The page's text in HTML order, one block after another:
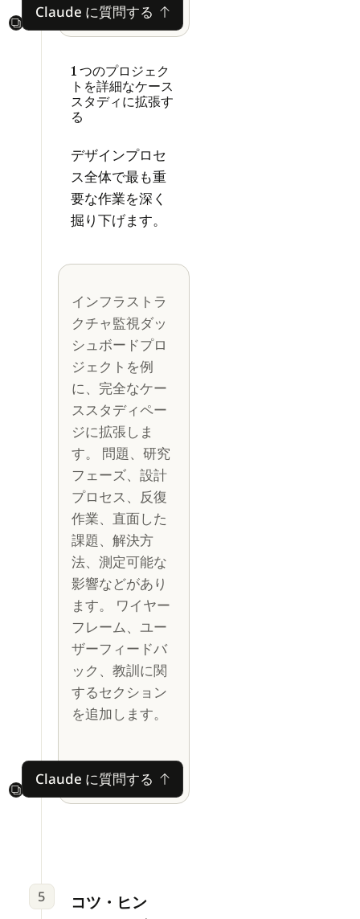
Next
Claude に質問する
Claude に質問する
1 つのプロジェク
トを詳細なケース
スタディに拡張す
る
デザインプロセ
ス全体で最も重
要な作業を深く
掘り下げます。
インフラストラ
クチャ監視ダッ
シュボードプロ
ジェクトを例
に、完全なケー
ススタディペー
ジに拡張しま
す。 問題、研究
フェーズ、設計
プロセス、反復
作業、直面した
課題、解決方
法、測定可能な
影響などがあり
ます。 ワイヤー
フレーム、ユー
ザーフィードバ
ック、教訓に関
するセクション
を追加します。
Next
Claude に質問する
Claude に質問する
5
コツ・ヒン